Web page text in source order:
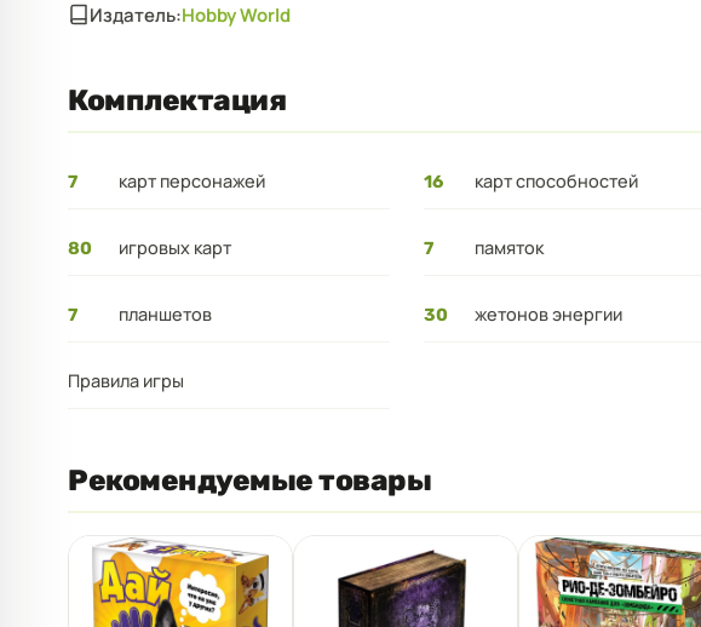
Издатель:Hobby World
Комплектация
7 карт персонажей 16 карт способностей
80 игровых карт 7 памяток
7 планшетов 30 жетонов энергии
Правила игры
Рекомендуемые товары